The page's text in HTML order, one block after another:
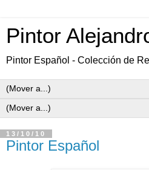
Pintor
Pintor Español - Colección de
13/10/10
Pintor Español